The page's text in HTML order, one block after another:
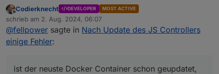
Die Frage ist, ist der neuste Docker Container schon
geupdatet, seitens iobroker? Dann bräuchte ich den
"latest" ja nur neu ausrollen ^^
Offline
Codierknecht DEVELOPER MOST ACTIVE
schrieb am 2. Aug. 2024, 06:07
zuletzt editiert von
@fellpower sagte in Nach Update des JS Controllers
einige Fehler:
ist der neuste Docker Container schon geupdatet,